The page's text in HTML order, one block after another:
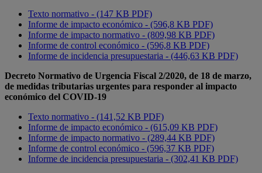
Texto normativo - (147 KB PDF)
Informe de impacto económico - (596,8 KB PDF)
Informe de impacto normativo - (809,98 KB PDF)
Informe de control económico - (596,8 KB PDF)
Informe de incidencia presupuestaria - (446,63 KB PDF)
Decreto Normativo de Urgencia Fiscal 2/2020, de 18 de marzo,
de medidas tributarias urgentes para responder al impacto
económico del COVID-19
Texto normativo - (141,52 KB PDF)
Informe de impacto económico - (615,09 KB PDF)
Informe de impacto normativo - (289,44 KB PDF)
Informe de control económico - (596,37 KB PDF)
Informe de incidencia presupuestaria - (302,41 KB PDF)